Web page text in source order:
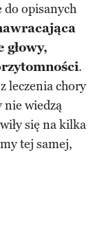
do opisanych
głowy,
.
leczenia chory
nie wiedzą
się na kilka
tej samej,